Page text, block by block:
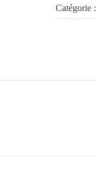
Catégorie :